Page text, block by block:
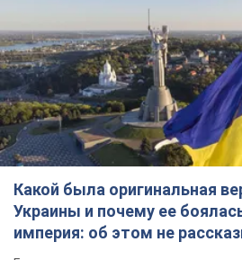
Какой была оригинальная
Украины и почему ее
империя: об этом не
Государственным символом
и припев песни
5 часов назад 22,4 т.
Александру Пономареву –
известно о трех детях секс-
символа 90-х и как они